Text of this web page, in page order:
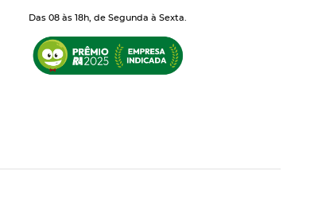
Das 08 às 18h, de Segunda à Sexta.